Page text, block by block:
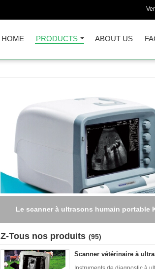
HOME PRODUCTS ABOUT US
Le scanner à ultrasons humain portable
Z-Tous nos produits (95)
Scanner vétérinaire à